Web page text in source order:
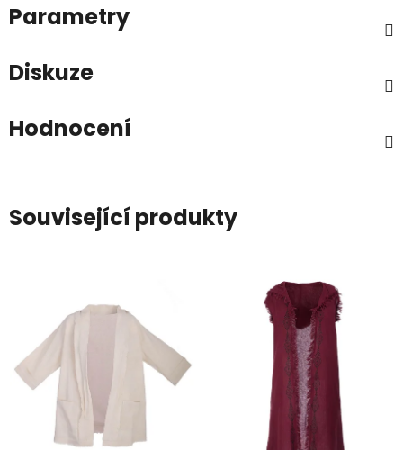
Parametry
Diskuze
Hodnocení
Související produkty